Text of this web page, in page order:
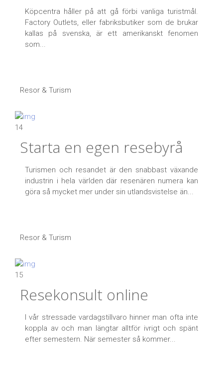
Köpcentra håller på att gå förbi vanliga turistmål.
Factory Outlets, eller fabriksbutiker som de brukar
kallas på svenska, är ett amerikanskt fenomen
som...
Resor & Turism
14
Starta en egen resebyrå
Turismen och resandet är den snabbast växande
industrin i hela världen där resenären numera kan
göra så mycket mer under sin utlandsvistelse än...
Resor & Turism
15
Resekonsult online
I vår stressade vardagstillvaro hinner man ofta inte
koppla av och man längtar alltför ivrigt och spänt
efter semestern. När semester så kommer...